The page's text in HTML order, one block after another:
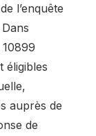
l’enquête
10899
éligibles
auprès de
de